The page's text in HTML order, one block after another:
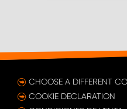
CHOOSE A DIFFERENT
COOKIE DECLARATION